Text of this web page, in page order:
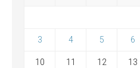
3 4 5 6
10 11 12 13